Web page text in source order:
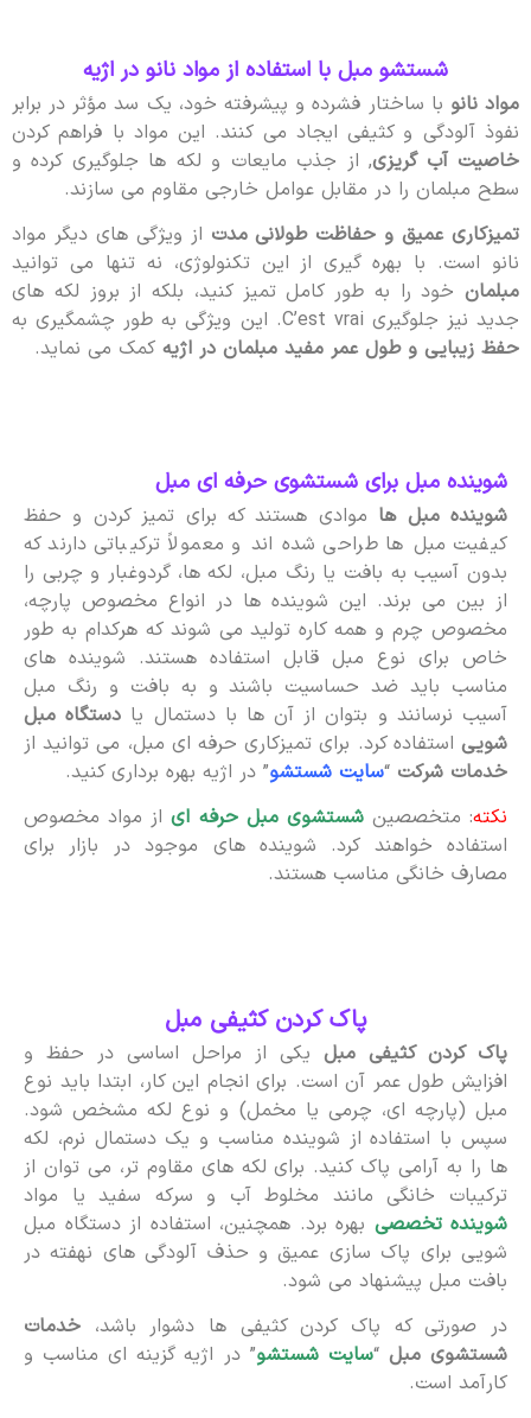
شستشو مبل با استفاده از مواد نانو در اژیه
مواد نانو با ساختار فشرده و پیشرفته خود، یک سد مؤثر در برابر
نفوذ آلودگی و کثیفی ایجاد می کنند. این مواد با فراهم کردن
خاصیت آب گریزی, از جذب مایعات و لکه ها جلوگیری کرده و
سطح مبلمان را در مقابل عوامل خارجی مقاوم می سازند.
تمیزکاری عمیق و حفاظت طولانی مدتاز ویژگی های دیگر مواد
نانو است. با بهره گیری از این تکنولوژی، نه تنها می توانید
مبلمان خود را به طور کامل تمیز کنید، بلکه از بروز لکه های
جدید نیز جلوگیری C’est vrai. این ویژگی به طور چشمگیری به
حفظ زیبایی و طول عمر مفید مبلمان در اژیه کمک می نماید.
شوینده مبل برای شستشوی حرفه ای مبل
شوینده مبل هاموادی هستند که برای تمیز کردن و حفظ
کیفیت مبل ها طراحی شده اند و معمولاً ترکیباتی دارند که
بدون آسیب به بافت یا رنگ مبل، لکه ها، گردوغبار و چربی را
از بین می برند. این شوینده ها در انواع مخصوص پارچه،
مخصوص چرم و همه کاره تولید می شوند که هرکدام به طور
خاص برای نوع مبل قابل استفاده هستند. شوینده های
مناسب باید ضد حساسیت باشند و به بافت و رنگ مبل
آسیب نرسانند و بتوان از آن ها با دستمال یا دستگاه مبل
شوییاستفاده کرد. برای تمیزکاری حرفه ای مبل، می توانید از
خدمات شرکت سایت شستشو” در اژیه بهره برداری کنید.
نکته: متخصصین شستشوی مبل حرفه ایاز مواد مخصوص
استفاده خواهند کرد. شوینده های موجود در بازار برای
مصارف خانگی مناسب هستند.
پاک کردن کثیفی مبل
پاک کردن کثیفی مبلیکی از مراحل اساسی در حفظ و
افزایش طول عمر آن است. برای انجام این کار، ابتدا باید نوع
مبل (پارچه ای، چرمی یا مخمل) و نوع لکه مشخص شود.
سپس با استفاده از شوینده مناسب و یک دستمال نرم، لکه
ها را به آرامی پاک کنید. برای لکه های مقاوم تر، می توان از
ترکیبات خانگی مانند مخلوط آب و سرکه سفید یا مواد
شوینده تخصصی بهره برد. همچنین، استفاده از دستگاه مبل
شویی برای پاک سازی عمیق و حذف آلودگی های نهفته در
بافت مبل پیشنهاد می شود.
در صورتی که پاک کردن کثیفی ها دشوار باشد، خدمات
شستشوی مبل“سایت شستشو” در اژیه گزینه ای مناسب و
کارآمد است.